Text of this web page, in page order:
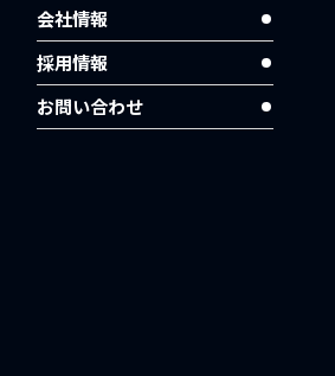
会社情報
採用情報
お問い合わせ